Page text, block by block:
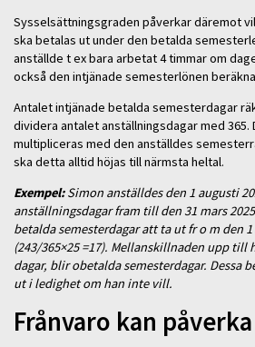
Sysselsättningsgraden påverkar däremot
ska betalas ut under den betalda
anställde t ex bara arbetat 4 timmar om
också den intjänade semesterlönen
Antalet intjänade betalda semesterdagar
dividera antalet anställningsdagar med
multipliceras med den anställdes
ska detta alltid höjas till närmsta heltal.
Exempel:Simon anställdes den 1 augusti
anställningsdagar fram till den 31 mars
betalda semesterdagar att ta ut fr o m den
(243/365×25 =17). Mellanskillnaden upp till
dagar, blir obetalda semesterdagar. Dessa
ut i ledighet om han inte vill.
Frånvaro kan